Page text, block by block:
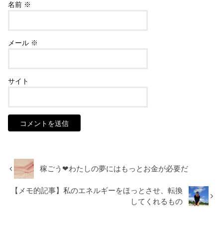
名前 ※
メール ※
サイト
稼ごう❤︎わたしの夢にはもっとお金が必要だ
【メモ的記事】私のエネルギーをほっとさせ、転換
してくれるもの